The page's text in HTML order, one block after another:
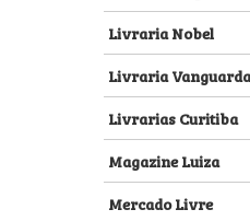
Livraria Nobel
Livraria Vanguarda
Livrarias Curitiba
Magazine Luiza
Mercado Livre